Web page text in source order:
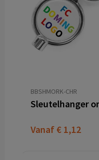
BBSHMORK-CHR
Sleutelhanger
Vanaf € 1,12